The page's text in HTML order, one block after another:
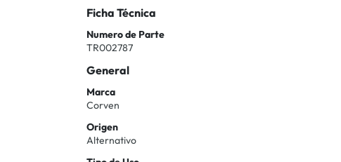
Ficha Técnica
Numero de Parte
TR002787
General
Marca
Corven
Origen
Alternativo